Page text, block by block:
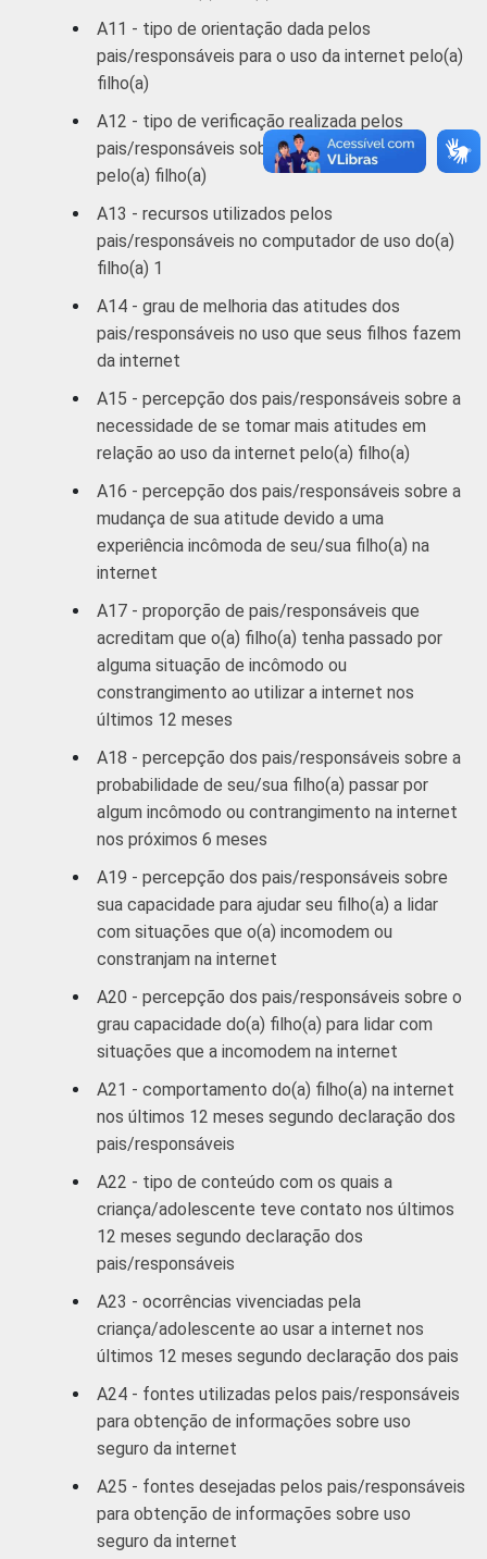
A11 - tipo de orientação dada pelos
pais/responsáveis para o uso da internet pelo(a)
filho(a)
A12 - tipo de verificação realizada pelos
pais/responsáveis sobre o uso da internet
pelo(a) filho(a)
A13 - recursos utilizados pelos
pais/responsáveis no computador de uso do(a)
filho(a) 1
A14 - grau de melhoria das atitudes dos
pais/responsáveis no uso que seus filhos fazem
da internet
A15 - percepção dos pais/responsáveis sobre a
necessidade de se tomar mais atitudes em
relação ao uso da internet pelo(a) filho(a)
A16 - percepção dos pais/responsáveis sobre a
mudança de sua atitude devido a uma
experiência incômoda de seu/sua filho(a) na
internet
A17 - proporção de pais/responsáveis que
acreditam que o(a) filho(a) tenha passado por
alguma situação de incômodo ou
constrangimento ao utilizar a internet nos
últimos 12 meses
A18 - percepção dos pais/responsáveis sobre a
probabilidade de seu/sua filho(a) passar por
algum incômodo ou contrangimento na internet
nos próximos 6 meses
A19 - percepção dos pais/responsáveis sobre
sua capacidade para ajudar seu filho(a) a lidar
com situações que o(a) incomodem ou
constranjam na internet
A20 - percepção dos pais/responsáveis sobre o
grau capacidade do(a) filho(a) para lidar com
situações que a incomodem na internet
A21 - comportamento do(a) filho(a) na internet
nos últimos 12 meses segundo declaração dos
pais/responsáveis
A22 - tipo de conteúdo com os quais a
criança/adolescente teve contato nos últimos
12 meses segundo declaração dos
pais/responsáveis
A23 - ocorrências vivenciadas pela
criança/adolescente ao usar a internet nos
últimos 12 meses segundo declaração dos pais
A24 - fontes utilizadas pelos pais/responsáveis
para obtenção de informações sobre uso
seguro da internet
A25 - fontes desejadas pelos pais/responsáveis
para obtenção de informações sobre uso
seguro da internet